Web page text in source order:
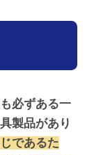
必ずある一
製品があり
であるた